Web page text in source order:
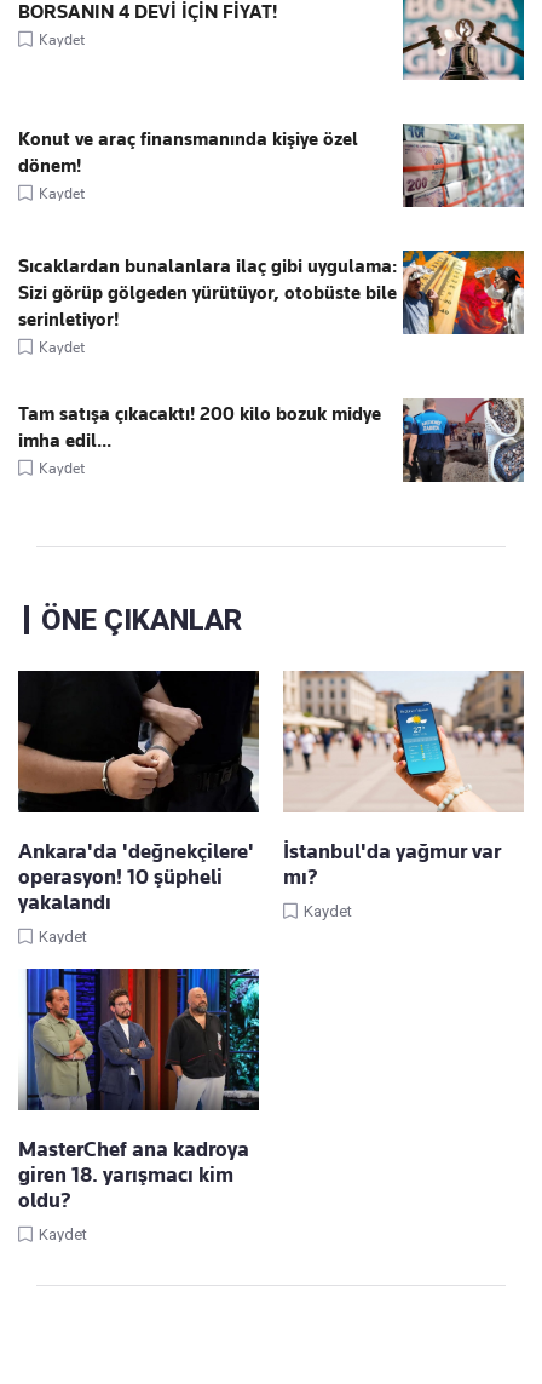
BORSANIN 4 DEVİ İÇİN FİYAT!
Kaydet
Konut ve araç finansmanında kişiye özel
dönem!
Kaydet
Sıcaklardan bunalanlara ilaç gibi uygulama:
Sizi görüp gölgeden yürütüyor, otobüste bile
serinletiyor!
Kaydet
Tam satışa çıkacaktı! 200 kilo bozuk midye
imha edil...
Kaydet
ÖNE ÇIKANLAR
Ankara'da 'değnekçilere'
operasyon! 10 şüpheli
yakalandı
Kaydet
İstanbul'da yağmur var
mı?
Kaydet
MasterChef ana kadroya
giren 18. yarışmacı kim
oldu?
Kaydet